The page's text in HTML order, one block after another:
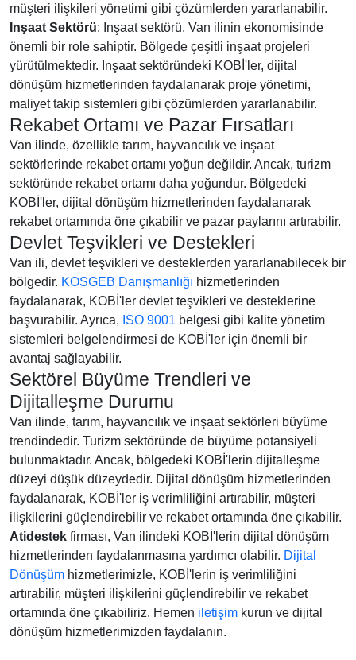
müşteri ilişkileri yönetimi gibi çözümlerden yararlanabilir.
Inşaat Sektörü: Inşaat sektörü, Van ilinin ekonomisinde
önemli bir role sahiptir. Bölgede çeşitli inşaat projeleri
yürütülmektedir. Inşaat sektöründeki KOBİ'ler, dijital
dönüşüm hizmetlerinden faydalanarak proje yönetimi,
maliyet takip sistemleri gibi çözümlerden yararlanabilir.
Rekabet Ortamı ve Pazar Fırsatları
Van ilinde, özellikle tarım, hayvancılık ve inşaat
sektörlerinde rekabet ortamı yoğun değildir. Ancak, turizm
sektöründe rekabet ortamı daha yoğundur. Bölgedeki
KOBİ'ler, dijital dönüşüm hizmetlerinden faydalanarak
rekabet ortamında öne çıkabilir ve pazar paylarını artırabilir.
Devlet Teşvikleri ve Destekleri
Van ili, devlet teşvikleri ve desteklerden yararlanabilecek bir
bölgedir. KOSGEB Danışmanlığı hizmetlerinden
faydalanarak, KOBİ'ler devlet teşvikleri ve desteklerine
başvurabilir. Ayrıca, ISO 9001 belgesi gibi kalite yönetim
sistemleri belgelendirmesi de KOBİ'ler için önemli bir
avantaj sağlayabilir.
Sektörel Büyüme Trendleri ve
Dijitalleşme Durumu
Van ilinde, tarım, hayvancılık ve inşaat sektörleri büyüme
trendindedir. Turizm sektöründe de büyüme potansiyeli
bulunmaktadır. Ancak, bölgedeki KOBİ'lerin dijitalleşme
düzeyi düşük düzeydedir. Dijital dönüşüm hizmetlerinden
faydalanarak, KOBİ'ler iş verimliliğini artırabilir, müşteri
ilişkilerini güçlendirebilir ve rekabet ortamında öne çıkabilir.
Atidestek firması, Van ilindeki KOBİ'lerin dijital dönüşüm
hizmetlerinden faydalanmasına yardımcı olabilir. Dijital
Dönüşüm hizmetlerimizle, KOBİ'lerin iş verimliliğini
artırabilir, müşteri ilişkilerini güçlendirebilir ve rekabet
ortamında öne çıkabiliriz. Hemen iletişim kurun ve dijital
dönüşüm hizmetlerimizden faydalanın.